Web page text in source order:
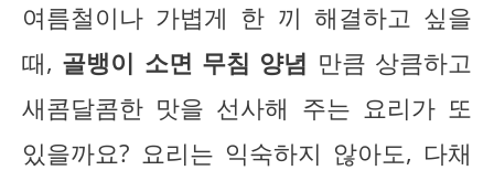
여름철이나 가볍게 한 끼 해결하고 싶을
때, 골뱅이 소면 무침 양념 만큼 상큼하고
새콤달콤한 맛을 선사해 주는 요리가 또
있을까요? 요리는 익숙하지 않아도, 다채